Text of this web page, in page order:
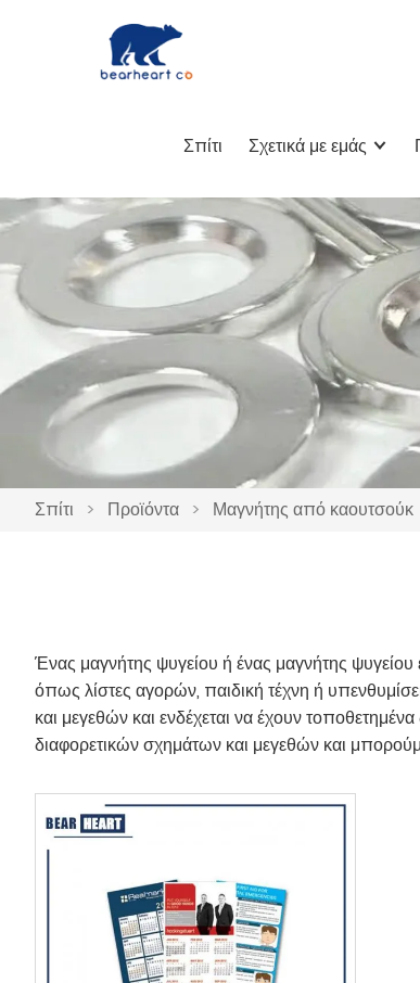
Σπίτι Σχετικά με εμάς
Σπίτι > Προϊόντα > Μαγνήτης από καουτσούκ
Ένας μαγνήτης ψυγείου ή ένας μαγνήτης ψυγείου
όπως λίστες αγορών, παιδική τέχνη ή
και μεγεθών και ενδέχεται να έχουν
διαφορετικών σχημάτων και μεγεθών και